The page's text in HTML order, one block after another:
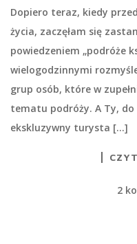
Dopiero teraz, kiedy
życia, zaczęłam się
powiedzeniem „podróże
wielogodzinnymi
grup osób, które w
tematu podróży. A Ty,
ekskluzywny turysta […]
2